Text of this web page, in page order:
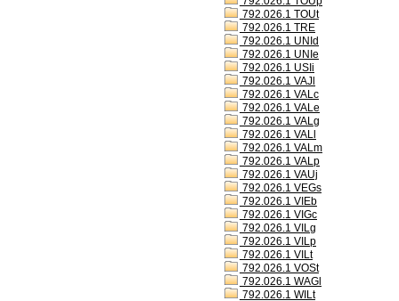
792.026.1 TOUt
792.026.1 TRE
792.026.1 UNId
792.026.1 UNIe
792.026.1 USIi
792.026.1 VAJl
792.026.1 VALc
792.026.1 VALe
792.026.1 VALg
792.026.1 VALl
792.026.1 VALm
792.026.1 VALp
792.026.1 VAUj
792.026.1 VEGs
792.026.1 VIEb
792.026.1 VIGc
792.026.1 VILg
792.026.1 VILp
792.026.1 VILt
792.026.1 VOSt
792.026.1 WAGl
792.026.1 WILt